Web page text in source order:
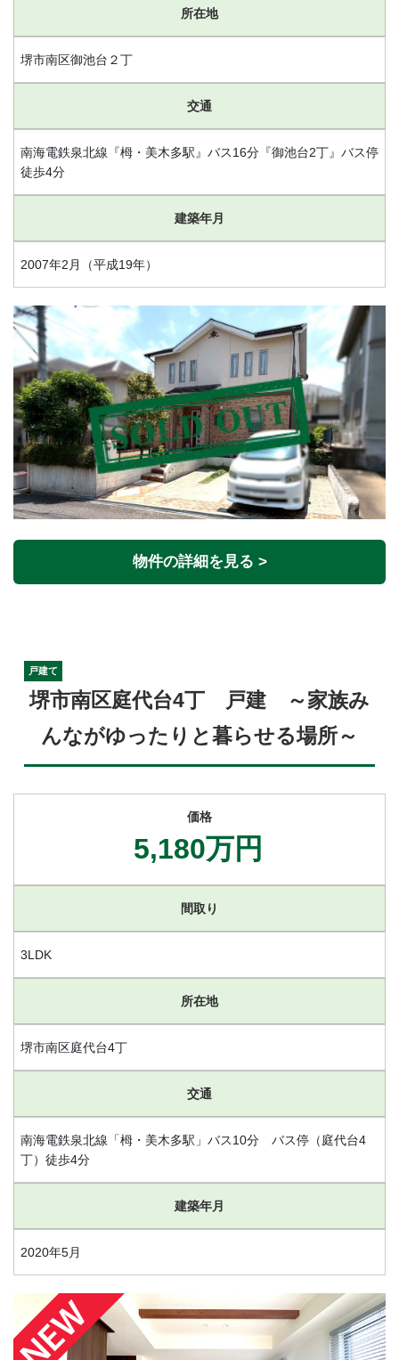
所在地
堺市南区御池台２丁
交通
南海電鉄泉北線『栂・美木多駅』バス16分『御池台2丁』バス停
徒歩4分
建築年月
2007年2月（平成19年）
物件の詳細を見る >
戸建て
堺市南区庭代台4丁 戸建 ～家族み
んながゆったりと暮らせる場所～
価格
5,180万円
間取り
3LDK
所在地
堺市南区庭代台4丁
交通
南海電鉄泉北線「栂・美木多駅」バス10分 バス停（庭代台4
丁）徒歩4分
建築年月
2020年5月